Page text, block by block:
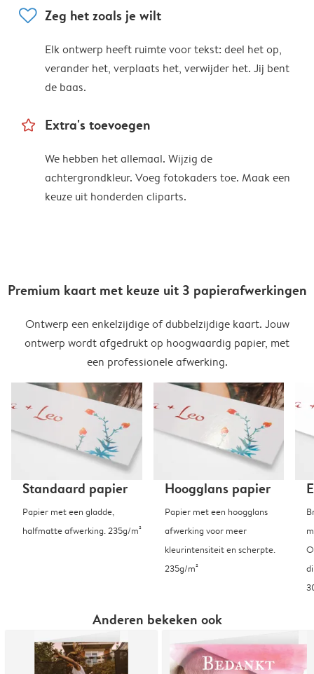
heart Zeg het zoals je wilt
Elk ontwerp heeft ruimte voor tekst: deel het op,
verander het, verplaats het, verwijder het. Jij bent
de baas.
star_outline Extra's toevoegen
We hebben het allemaal. Wijzig de
achtergrondkleur. Voeg fotokaders toe. Maak een
keuze uit honderden cliparts.
Premium kaart met keuze uit 3 papierafwerkingen
Ontwerp een enkelzijdige of dubbelzijdige kaart. Jouw
ontwerp wordt afgedrukt op hoogwaardig papier, met
een professionele afwerking.
Standaard papier
Papier met een gladde,
halfmatte afwerking. 235g/m²
Hoogglans papier
Papier met een hoogglans
afwerking voor meer
kleurintensiteit en scherpte.
235g/m²
Anderen bekeken ook